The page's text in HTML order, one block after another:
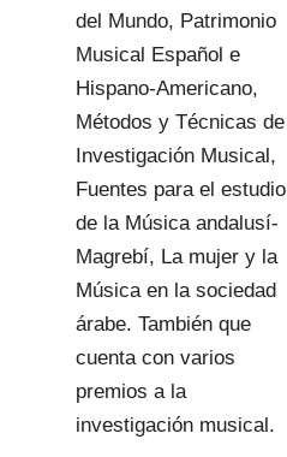
del Mundo, Patrimonio
Musical Español e
Hispano-Americano,
Métodos y Técnicas de
Investigación Musical,
Fuentes para el estudio
de la Música andalusí-
Magrebí, La mujer y la
Música en la sociedad
árabe. También que
cuenta con varios
premios a la
investigación musical.